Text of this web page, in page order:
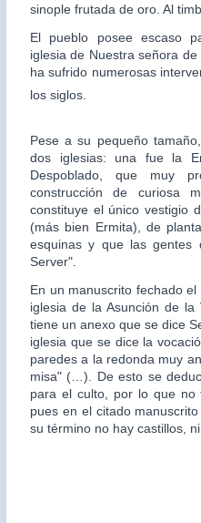
sinople frutada de oro. Al
El pueblo posee escaso
iglesia de Nuestra señora
ha sufrido numerosas
los siglos.
Pese a su pequeño
dos iglesias: una fue la
Despoblado, que muy
construcción de curiosa
constituye el único vestigio
(más bien Ermita), de
esquinas y que las gentes
Server".
En un manuscrito fechado
iglesia de la Asunción de
tiene un anexo que se dice
iglesia que se dice la
paredes a la redonda muy
misa" (…). De esto se
para el culto, por lo que no
pues en el citado
su término no hay castillos,